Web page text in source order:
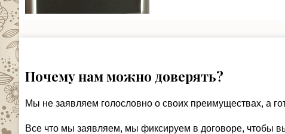
Почему нам можно доверять?
Мы не заявляем голословно о своих преимуществах, а
Все что мы заявляем, мы фиксируем в договоре, чтобы